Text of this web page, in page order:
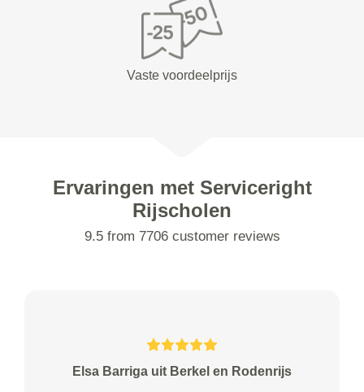
Vaste voordeelprijs
Ervaringen met Serviceright
Rijscholen
9.5 from 7706 customer reviews
Elsa Barriga uit Berkel en Rodenrijs